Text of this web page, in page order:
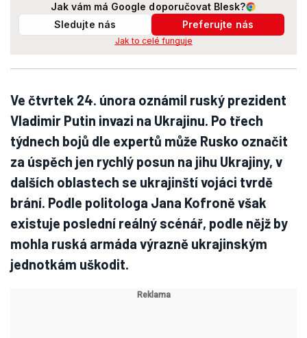
Jak vám má Google doporučovat Blesk?
Sledujte nás
Preferujte nás
Jak to celé funguje
Ve čtvrtek 24. února oznámil ruský prezident
Vladimir Putin invazi na Ukrajinu. Po třech
týdnech bojů dle expertů může Rusko označit
za úspěch jen rychlý posun na jihu Ukrajiny, v
dalších oblastech se ukrajinští vojáci tvrdě
brání. Podle politologa Jana Kofroně však
existuje poslední reálný scénář, podle nějž by
mohla ruská armáda výrazně ukrajinským
jednotkám uškodit.